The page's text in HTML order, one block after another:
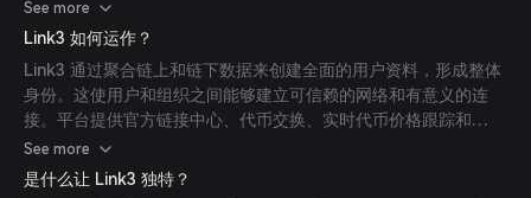
See more
Link3 如何运作？
Link3 通过聚合链上和链下数据来创建全面的用户资料，形成整体
身份。这使用户和组织之间能够建立可信赖的网络和有意义的连
接。平台提供官方链接中心、代币交换、实时代币价格跟踪和
NFT 画廊等功能，全部集成到用户资料中。
See more
是什么让 Link3 独特？